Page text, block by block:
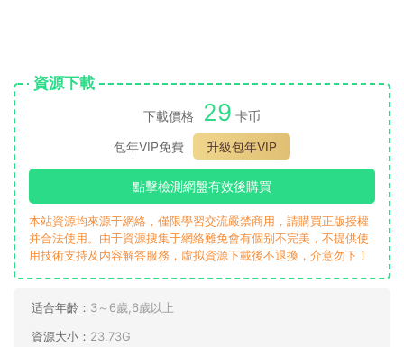
資源下載
下載價格 29 卡币
包年VIP免費
升級包年VIP
點擊檢測網盤有效後購買
本站資源均來源于網絡，僅限學習交流嚴禁商用，請購買正版授權
并合法使用。由于資源搜集于網絡難免會有個别不完美，不提供使
用技術支持及内容解答服務，虛拟資源下載後不退換，介意勿下！
适合年齡： 3～6歲,6歲以上
資源大小： 23.73G